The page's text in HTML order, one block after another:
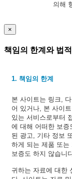
의해
×
책임의 한계와 법적
1. 책임의 한계
본 사이트는 링크,
어 있거나, 본 사이
있는 서비스로부터
에 대해 어떠한 보증
된 광고, 기타 정보
하게 되는 제품 또는
보증도 하지 않습니
귀하는 자료에 대한